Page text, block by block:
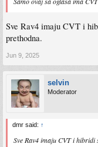
Sve Rav4 imaju CVT i
prethodna.
Jun 9, 2025
selvin
Moderator
dmr said: ↑
Sve Rav4 imaju CVT i